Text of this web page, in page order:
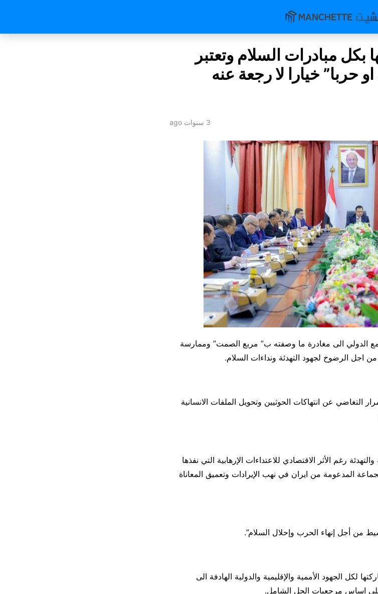
بكل مبادرات السلام وتعتبر
حربا” خيارا لا رجعة عنه
3 سنوات ago
الدولي الى مغادرة ما وصفته ب” مربع الصمت” وممارسة
اجل الرضوخ لجهود التهدئة ونداءات السلام.
عن انتهاكات الحوثيين وتحويل الملفات الانسانية
رغم الأثر الاقتصادي للاعتداءات الإرهابية التي نفذها
المدعومة من ايران في نهب الإيرادات وتعميق المعاناة
من أجل إنهاء الحرب وإحلال السلام”.
لكل الجهود الأممية والإقليمية والدولية الهادفة الى
اساس مرجعيات الحل الشامل.